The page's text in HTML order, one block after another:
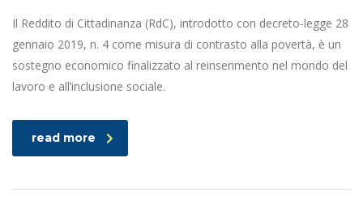
Il Reddito di Cittadinanza (RdC), introdotto con decreto-legge 28
gennaio 2019, n. 4 come misura di contrasto alla povertà, è un
sostegno economico finalizzato al reinserimento nel mondo del
lavoro e all’inclusione sociale.
read more